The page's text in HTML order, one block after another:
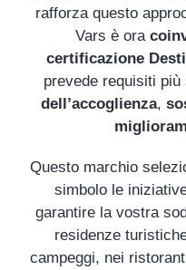
rafforza questo
Vars è ora
certificazione
prevede requisiti
dell’accoglienza,
Questo marchio
simbolo le
garantire la vostra
residenze
campeggi, nei